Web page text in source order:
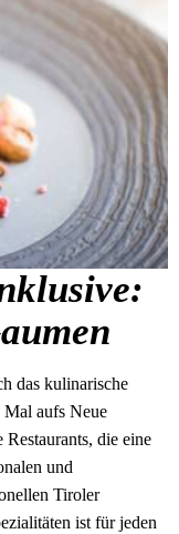
das kulinarische
Mal aufs Neue
die eine
und
Tiroler
ist für jeden